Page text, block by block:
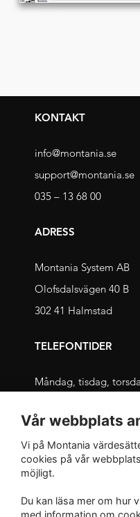
KONTAKT
info@montania.se
support@montania.se
035 – 13 68 00
ADRESS
Montania System AB
Olofsdalsvägen 40 B
302 41 Halmstad
TELEFONTIDER
Måndag, tisdag,
Onsdag, fredag
09.00 – 12.00 och
INTEGRITET
Vår webbplats
Vi på Montania
cookies på vår
möjligt.
Du kan läsa mer om hur
med information om